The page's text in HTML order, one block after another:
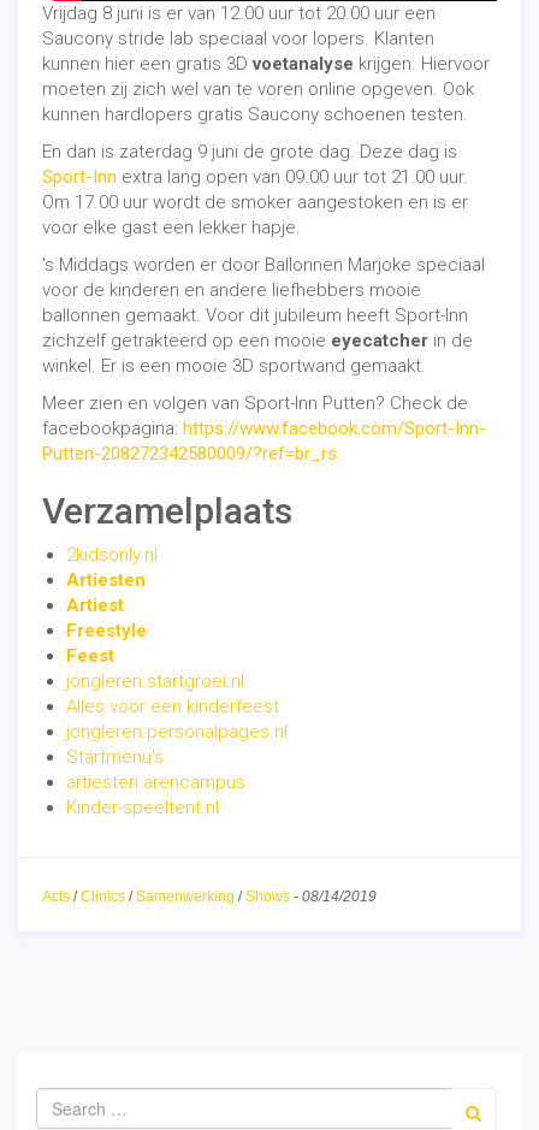
Vrijdag 8 juni is er van 12.00 uur tot 20.00 uur een
Saucony stride lab speciaal voor lopers. Klanten
kunnen hier een gratis 3Dvoetanalyse krijgen. Hiervoor
moeten zij zich wel van te voren online opgeven. Ook
kunnen hardlopers gratis Saucony schoenen testen.
En dan is zaterdag 9 juni de grote dag. Deze dag is
Sport-Inn extra lang open van 09.00 uur tot 21.00 uur.
Om 17.00 uur wordt de smoker aangestoken en is er
voor elke gast een lekker hapje.
's Middags worden er door Ballonnen Marjoke speciaal
voor de kinderen en andere liefhebbers mooie
ballonnen gemaakt. Voor dit jubileum heeft Sport-Inn
zichzelf getrakteerd op een mooie eyecatcher in de
winkel. Er is een mooie 3D sportwand gemaakt.
Meer zien en volgen van Sport-Inn Putten? Check de
facebookpagina: https://www.facebook.com/Sport-Inn-
Putten-208272342580009/?ref=br_rs.
Verzamelplaats
2kidsonly.nl
Artiesten
Artiest
Freestyle
Feest
jongleren.startgroei.nl
Alles voor een kinderfeest
jongleren.personalpages.nl
Startmenu's
artiesten arencampus
Kinder-speeltent.nl
Acts /Clinics /Samenwerking /Shows - 08/14/2019